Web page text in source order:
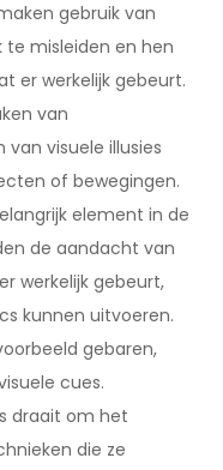
gebruik van
te misleiden en hen
er werkelijk gebeurt.
van
visuele illusies
of bewegingen.
element in de
de aandacht van
werkelijk gebeurt,
kunnen uitvoeren.
gebaren,
cues.
draait om het
die ze